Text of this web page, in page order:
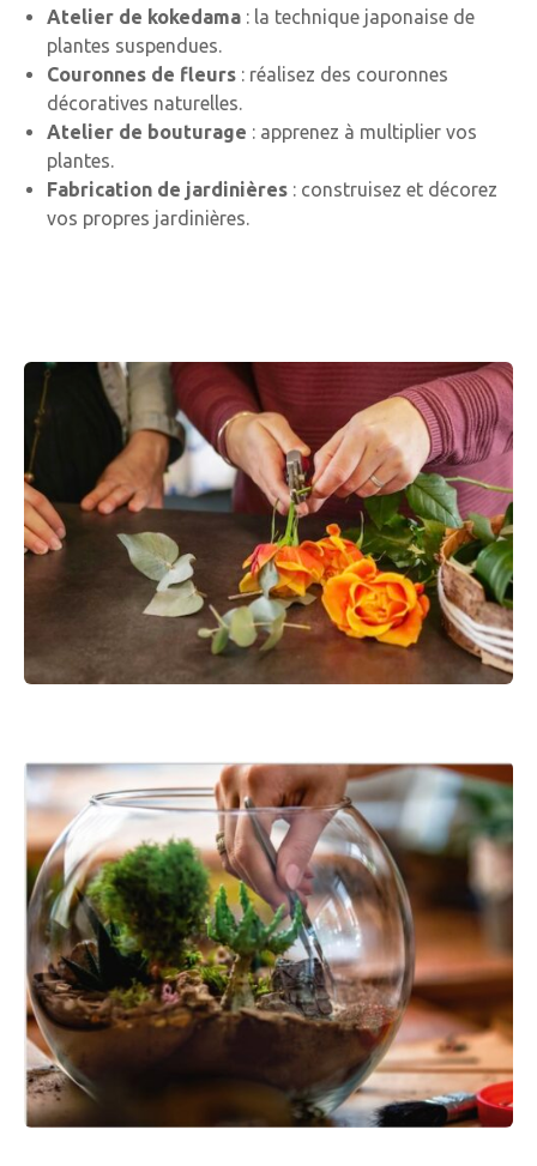
Atelier de kokedama : la technique japonaise de
plantes suspendues.
Couronnes de fleurs : réalisez des couronnes
décoratives naturelles.
Atelier de bouturage : apprenez à multiplier vos
plantes.
Fabrication de jardinières : construisez et décorez
vos propres jardinières.